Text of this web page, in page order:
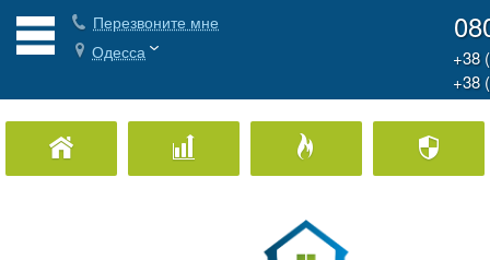
Перезвоните мне
Одесса
+38
+38
Охрана Дома Охрана бизнеса Пожарная охрана